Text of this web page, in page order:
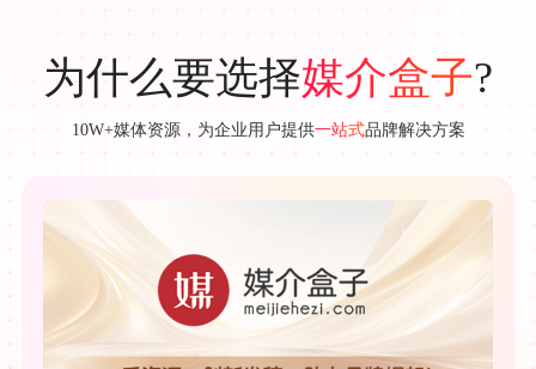
为什么要选择媒介盒子?
10W+媒体资源，为企业用户提供一站式品牌解决方案